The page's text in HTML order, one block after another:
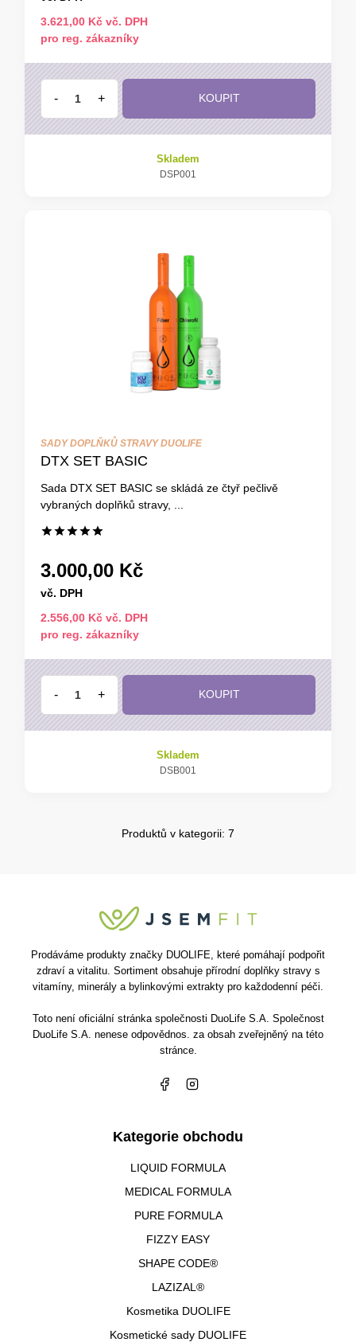
3.621,00 Kč vč. DPH
pro reg. zákazníky
- + KOUPIT
Skladem
DSP001
SADY DOPLŇKŮ STRAVY DUOLIFE
DTX SET BASIC
Sada DTX SET BASIC se skládá ze čtyř pečlivě
vybraných doplňků stravy, ...
3.000,00 Kč
vč. DPH
2.556,00 Kč vč. DPH
pro reg. zákazníky
- + KOUPIT
Skladem
DSB001
Produktů v kategorii: 7
Prodáváme produkty značky DUOLIFE, které pomáhají podpořit
zdraví a vitalitu. Sortiment obsahuje přírodní doplňky stravy s
vitamíny, minerály a bylinkovými extrakty pro každodenní péči.
Toto není oficiální stránka společnosti DuoLife S.A. Společnost
DuoLife S.A. nenese odpovědnos. za obsah zveřejněný na této
stránce.
Kategorie obchodu
LIQUID FORMULA
MEDICAL FORMULA
PURE FORMULA
FIZZY EASY
SHAPE CODE®
LAZIZAL®
Kosmetika DUOLIFE
Kosmetické sady DUOLIFE